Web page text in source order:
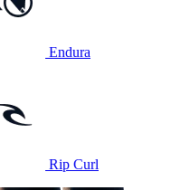
Endura
Rip Curl